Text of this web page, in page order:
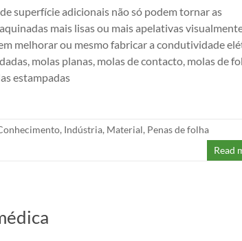
superfície adicionais não só podem tornar as
mais lisas ou mais apelativas
melhorar ou mesmo fabricar a condutividade
molas planas, molas de contacto, molas de
estampadas
, Indústria, Material, Penas de folha
Read